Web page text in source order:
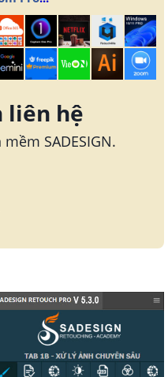
liên hệ
SADESIGN.